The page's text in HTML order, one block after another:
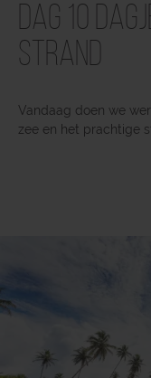
Dag 10
strand
Vandaag doen we
zee en het prachtige